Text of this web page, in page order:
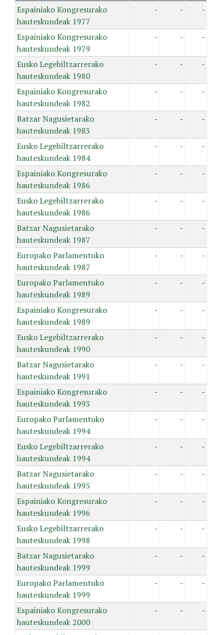
Espainiako Kongresurako
hauteskundeak 1977
- - -
Espainiako Kongresurako
hauteskundeak 1979
- - -
Eusko Legebiltzarrerako
hauteskundeak 1980
- - -
Espainiako Kongresurako
hauteskundeak 1982
- - -
Batzar Nagusietarako
hauteskundeak 1983
- - -
Eusko Legebiltzarrerako
hauteskundeak 1984
- - -
Espainiako Kongresurako
hauteskundeak 1986
- - -
Eusko Legebiltzarrerako
hauteskundeak 1986
- - -
Batzar Nagusietarako
hauteskundeak 1987
- - -
Europako Parlamentuko
hauteskundeak 1987
- - -
Europako Parlamentuko
hauteskundeak 1989
- - -
Espainiako Kongresurako
hauteskundeak 1989
- - -
Eusko Legebiltzarrerako
hauteskundeak 1990
- - -
Batzar Nagusietarako
hauteskundeak 1991
- - -
Espainiako Kongresurako
hauteskundeak 1993
- - -
Europako Parlamentuko
hauteskundeak 1994
- - -
Eusko Legebiltzarrerako
hauteskundeak 1994
- - -
Batzar Nagusietarako
hauteskundeak 1995
- - -
Espainiako Kongresurako
hauteskundeak 1996
- - -
Eusko Legebiltzarrerako
hauteskundeak 1998
- - -
Batzar Nagusietarako
hauteskundeak 1999
- - -
Europako Parlamentuko
hauteskundeak 1999
- - -
Espainiako Kongresurako
hauteskundeak 2000
- - -